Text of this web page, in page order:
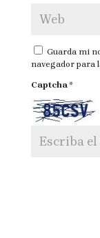
Guarda mi
navegador para
Captcha*